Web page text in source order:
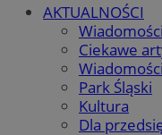
AKTUALNOŚCI
Ciekawe
Park Śląski
Kultura
Dla